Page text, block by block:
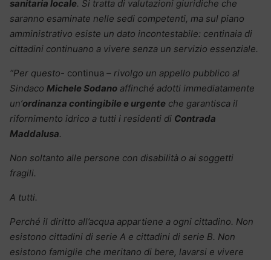
sanitaria locale. Si tratta di valutazioni giuridiche che
saranno esaminate nelle sedi competenti, ma sul piano
amministrativo esiste un dato incontestabile: centinaia di
cittadini continuano a vivere senza un servizio essenziale.
“Per questo- continua – rivolgo un appello pubblico al
Sindaco Michele Sodano affinché adotti immediatamente
un’ordinanza contingibile e urgente che garantisca il
rifornimento idrico a tutti i residenti di Contrada
Maddalusa.
Non soltanto alle persone con disabilità o ai soggetti
fragili.
A tutti.
Perché il diritto all’acqua appartiene a ogni cittadino. Non
esistono cittadini di serie A e cittadini di serie B. Non
esistono famiglie che meritano di bere, lavarsi e vivere